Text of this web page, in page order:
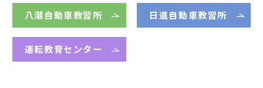
八潮自動車教習所 日進自動車教習所
運転教育センター